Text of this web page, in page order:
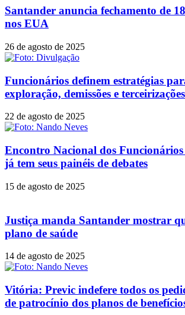
Santander anuncia fechamento de
nos EUA
26 de agosto de 2025
Funcionários definem estratégias
exploração, demissões e
22 de agosto de 2025
Encontro Nacional dos
já tem seus painéis de debates
15 de agosto de 2025
Justiça manda Santander mostrar
plano de saúde
14 de agosto de 2025
Vitória: Previc indefere todos os
de patrocínio dos planos de